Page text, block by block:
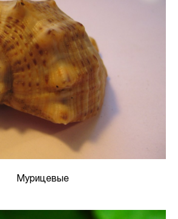
Мурицевые